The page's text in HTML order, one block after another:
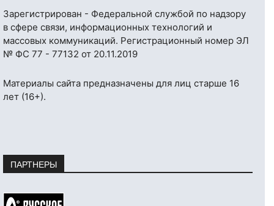
Зарегистрирован - Федеральной службой по надзору
в сфере связи, информационных технологий и
массовых коммуникаций. Регистрационный номер ЭЛ
№ ФС 77 - 77132 от 20.11.2019
Материалы сайта предназначены для лиц старше 16
лет (16+).
ПАРТНЕРЫ